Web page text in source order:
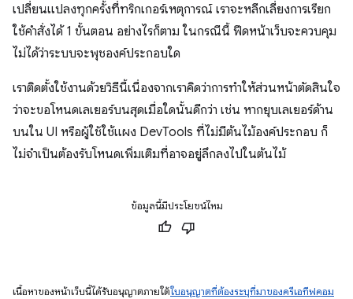
เปลี่ยนแปลงทุกครั้งที่ทริกเกอร์เหตุการณ์ เราจะหลีกเลี่ยงการเรียก
ใช้คําสั่งได้ 1 ขั้นตอน อย่างไรก็ตาม ในกรณีนี้ ฟีดหน้าเว็บจะควบคุม
ไม่ได้ว่าระบบจะพุชองค์ประกอบใด
เราติดตั้งใช้งานด้วยวิธีนี้เนื่องจากเราคิดว่าการทำให้ส่วนหน้าตัดสินใจ
ว่าจะขอโหนดเลเยอร์บนสุดเมื่อใดนั้นดีกว่า เช่น หากยุบเลเยอร์ด้าน
บนใน UI หรือผู้ใช้ใช้แผง DevTools ที่ไม่มีต้นไม้องค์ประกอบ ก็
ไม่จำเป็นต้องรับโหนดเพิ่มเติมที่อาจอยู่ลึกลงไปในต้นไม้
ข้อมูลนี้มีประโยชน์ไหม
เนื้อหาของหน้าเว็บนี้ได้รับอนุญาตภายใต้ใบอนุญาตที่ต้องระบุที่มาของครีเอทีฟคอม